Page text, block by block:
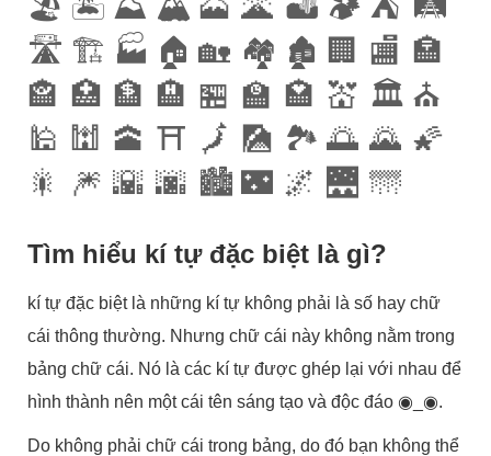
🏖 🏝 ⛰ 🏔 🗻 🌋 🏜 🏕 ⛺️ 🛤
🛣 🏗 🏭 🏠 🏡 🏘 🏚 🏢 🏬 🏣
🏤 🏥 🏦 🏨 🏪 🏫 🏩 💒 🏛 ⛪️
🕌 🕍 🕋 ⛩ 🗾 🎑 🏞 🌅 🌄 🌠
🎇
🎆 🌇 🌆 🏙 🌃 🌌 🌉 🌁
Tìm hiểu kí tự đặc biệt là gì?
kí tự đặc biệt là những kí tự không phải là số hay chữ
cái thông thường. Nhưng chữ cái này không nằm trong
bảng chữ cái. Nó là các kí tự được ghép lại với nhau để
hình thành nên một cái tên sáng tạo và độc đáo ◉_◉.
Do không phải chữ cái trong bảng, do đó bạn không thể